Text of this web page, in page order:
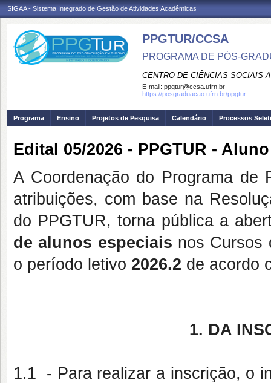
SIGAA - Sistema Integrado de Gestão de Atividades Acadêmicas
PPGTUR/CCSA
PROGRAMA DE PÓS-
CENTRO DE CIÊNCIAS SOCIAIS
E-mail: ppgtur@ccsa.ufrn.br
https://posgraduacao.ufrn.br/ppgtur
Programa Ensino Projetos de Pesquisa Calendário Processos
Edital 05/2026 - PPGTUR -
A Coordenação do Programa de
atribuições, com base na
do PPGTUR, torna pública a
de alunos especiais nos
o período letivo 2026.2 de acordo
1. DA
1.1 - Para realizar a inscrição, o